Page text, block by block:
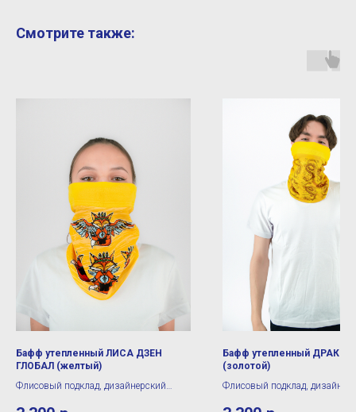
Смотрите также:
Бафф утепленный ЛИСА ДЗЕН
ГЛОБАЛ (желтый)
Флисовый подклад, дизайнерский
Бафф утепленный
(золотой)
Флисовый подклад,